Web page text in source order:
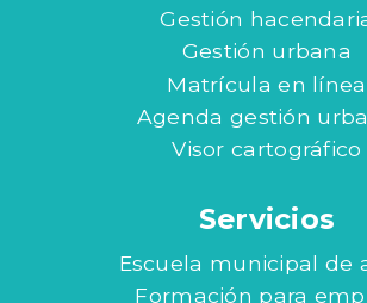
Gestión
Gestión urbana
Matrícula en línea
Agenda gestión
Visor cartográfico
Servicios
Escuela municipal de
Formación para